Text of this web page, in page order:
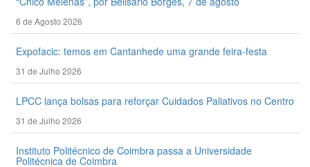
6 de Agosto 2026
Expofacic: temos em Cantanhede uma grande feira-festa
31 de Julho 2026
LPCC lança bolsas para reforçar Cuidados Paliativos no Centro
31 de Julho 2026
Instituto Politécnico de Coimbra passa a Universidade
Politécnica de Coimbra